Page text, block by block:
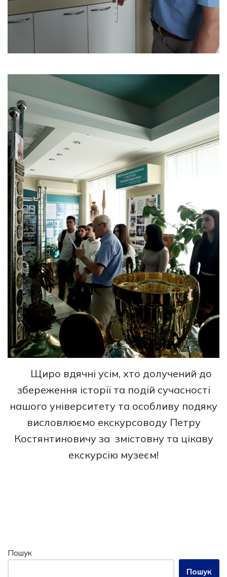
Щиро вдячні усім, хто долучений до
збереження історії та подій сучасності
нашого університету та особливу подяку
висловлюємо екскурсоводу Петру
Костянтиновичу за змістовну та цікаву
екскурсію музеєм!
Пошук
Пошук